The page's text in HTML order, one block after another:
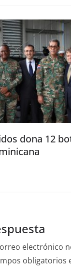
dona 12
electrónico
obligatorios